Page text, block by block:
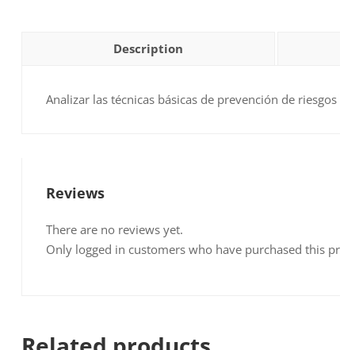
Description
Analizar las técnicas básicas de prevención de
Reviews
There are no reviews yet.
Only logged in customers who have purchased this